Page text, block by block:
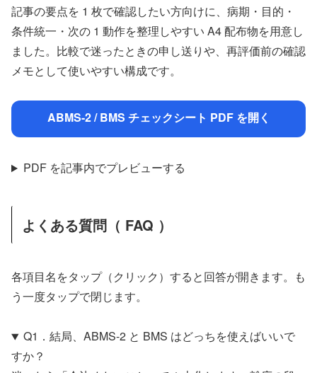
記事の要点を 1 枚で確認したい方向けに、病期・目的・
条件統一・次の 1 動作を整理しやすい A4 配布物を用意し
ました。比較で迷ったときの申し送りや、再評価前の確認
メモとして使いやすい構成です。
ABMS-2 / BMS チェックシート PDF を開く
PDF を記事内でプレビューする
よくある質問（ FAQ ）
各項目名をタップ（クリック）すると回答が開きます。も
う一度タップで閉じます。
Q1．結局、ABMS-2 と BMS はどっちを使えばいいで
すか？